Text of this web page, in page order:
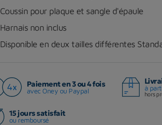
Coussin pour plaque et sangle d'épaule
Harnais non inclus
Disponible en deux tailles différentes
Paiement en 3 ou 4 fois
avec Oney ou Paypal à
hors
15 jours satisfait
ou remboursé